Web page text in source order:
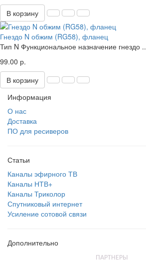
В корзину
Гнездо N обжим (RG58), фланец
Тип N Функциональное назначение гнездо ..
99.00 р.
В корзину
Информация
О нас
Доставка
ПО для ресиверов
Статьи
Каналы эфирного ТВ
Каналы НТВ+
Каналы Триколор
Спутниковый интернет
Усиление сотовой связи
Дополнительно
ПАРТНЕРЫ